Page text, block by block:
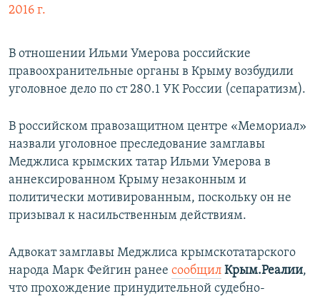
2016 г.
В отношении Ильми Умерова российские
правоохранительные органы в Крыму возбудили
уголовное дело по ст 280.1 УК России (сепаратизм).
В российском правозащитном центре «Мемориал»
назвали уголовное преследование замглавы
Меджлиса крымских татар Ильми Умерова в
аннексированном Крыму незаконным и
политически мотивированным, поскольку он не
призывал к насильственным действиям.
Адвокат замглавы Меджлиса крымскотатарского
народа Марк Фейгин ранее сообщил Крым.Реалии,
что прохождение принудительной судебно-